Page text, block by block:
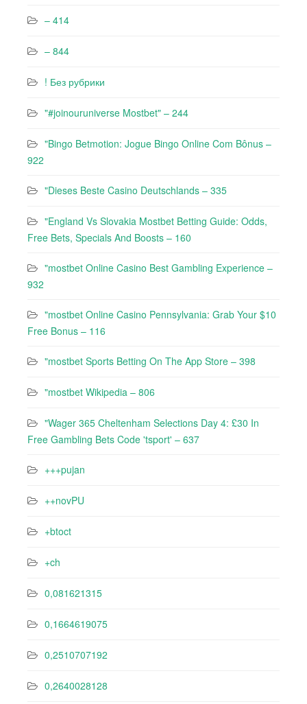
– 414
– 844
! Без рубрики
"#joinouruniverse Mostbet" – 244
"Bingo Betmotion: Jogue Bingo Online Com Bônus –
922
"Dieses Beste Casino Deutschlands – 335
"England Vs Slovakia Mostbet Betting Guide: Odds,
Free Bets, Specials And Boosts – 160
"mostbet Online Casino Best Gambling Experience –
932
"mostbet Online Casino Pennsylvania: Grab Your $10
Free Bonus – 116
"‎mostbet Sports Betting On The App Store – 398
"mostbet Wikipedia – 806
"Wager 365 Cheltenham Selections Day 4: £30 In
Free Gambling Bets Code 'tsport' – 637
+++pujan
++novPU
+btoct
+ch
0,081621315
0,1664619075
0,2510707192
0,2640028128